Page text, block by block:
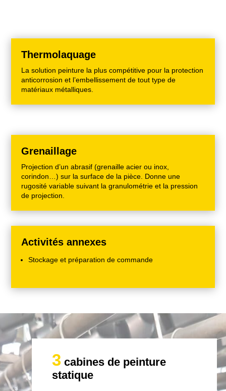
Thermolaquage
La solution peinture la plus compétitive pour la protection
anticorrosion et l’embellissement de tout type de
matériaux métalliques.
Grenaillage
Projection d’un abrasif (grenaille acier ou inox,
corindon…) sur la surface de la pièce. Donne une
rugosité variable suivant la granulométrie et la pression
de projection.
Activités annexes
Stockage et préparation de commande
3cabines de peinture
statique